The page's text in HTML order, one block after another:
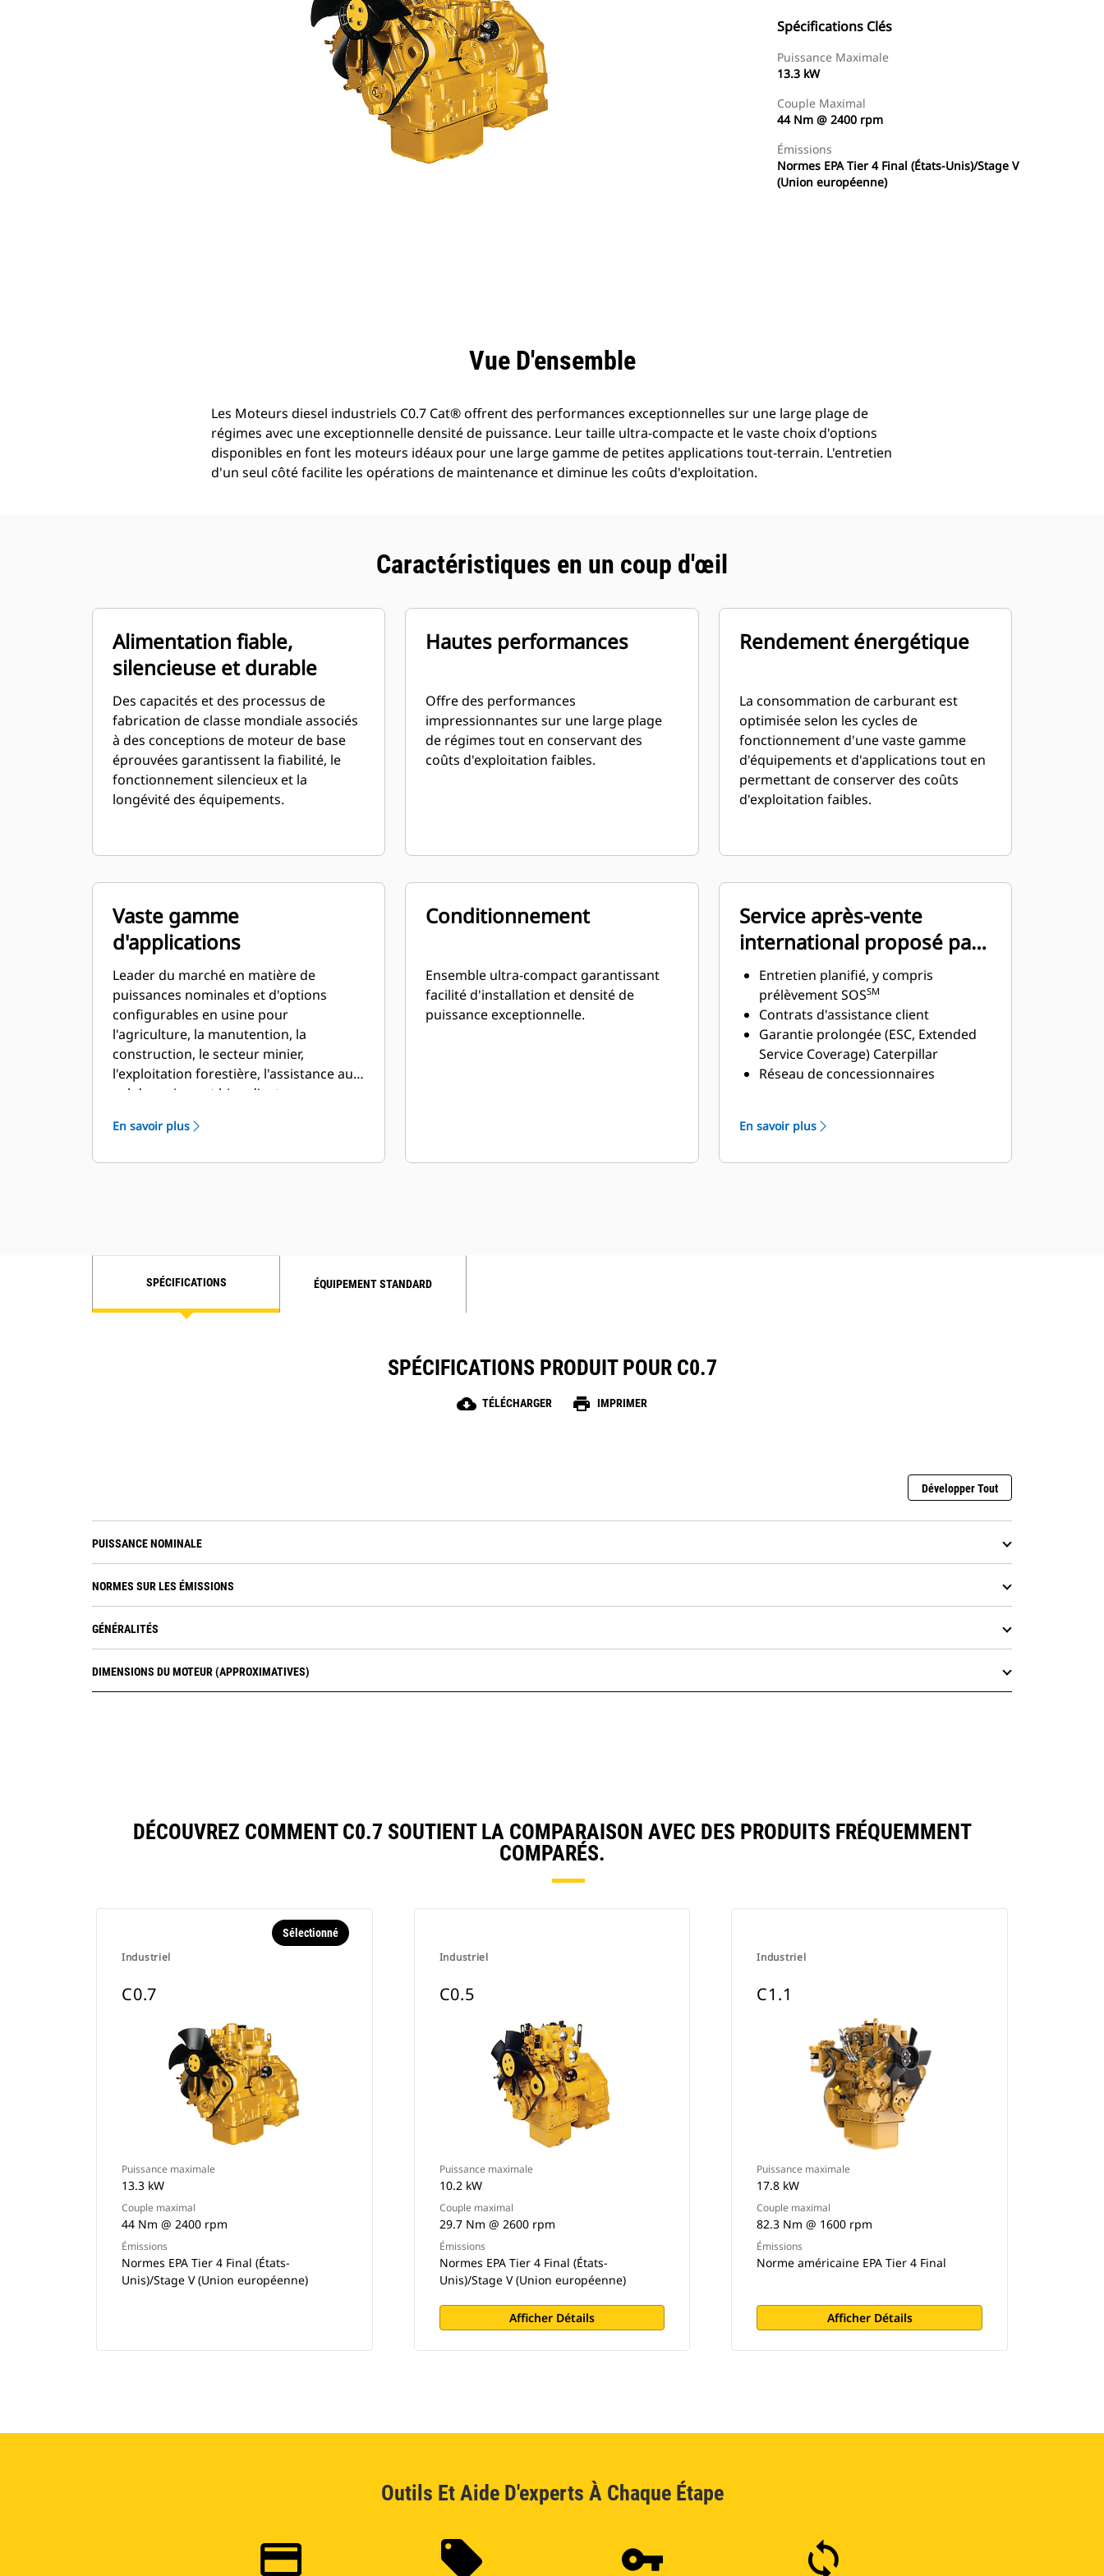
Spécifications Clés
Puissance Maximale
13.3 kW
Couple Maximal
44 Nm @ 2400 rpm
Émissions
Normes EPA Tier 4 Final (États-Unis)/Stage V
(Union européenne)
Vue D'ensemble
Les Moteurs diesel industriels C0.7 Cat® offrent des performances exceptionnelles sur une large plage de
régimes avec une exceptionnelle densité de puissance. Leur taille ultra-compacte et le vaste choix d'options
disponibles en font les moteurs idéaux pour une large gamme de petites applications tout-terrain. L'entretien
d'un seul côté facilite les opérations de maintenance et diminue les coûts d'exploitation.
Caractéristiques en un coup d'œil
Alimentation fiable,
silencieuse et durable
Des capacités et des processus de
fabrication de classe mondiale associés
à des conceptions de moteur de base
éprouvées garantissent la fiabilité, le
fonctionnement silencieux et la
longévité des équipements.
Hautes performances
Offre des performances
impressionnantes sur une large plage
de régimes tout en conservant des
coûts d'exploitation faibles.
Rendement énergétique
La consommation de carburant est
optimisée selon les cycles de
fonctionnement d'une vaste gamme
d'équipements et d'applications tout en
permettant de conserver des coûts
d'exploitation faibles.
Vaste gamme
d'applications
Leader du marché en matière de
puissances nominales et d'options
configurables en usine pour
l'agriculture, la manutention, la
construction, le secteur minier,
l'exploitation forestière, l'assistance au
sol des avions et bien d'autres
En savoir plus
Conditionnement
Ensemble ultra-compact garantissant
facilité d'installation et densité de
puissance exceptionnelle.
Service après-vente
international proposé par
le réseau mondial de
concessionnaires Cat
Entretien planifié, y compris
prélèvement SOSSM
Contrats d'assistance client
Garantie prolongée (ESC, Extended
Service Coverage) Caterpillar
Réseau de concessionnaires
SAV avec le programme de
En savoir plus
SPÉCIFICATIONS ÉQUIPEMENT STANDARD
SPÉCIFICATIONS PRODUIT POUR C0.7
cloud_download TÉLÉCHARGER print IMPRIMER
Développer Tout
PUISSANCE NOMINALE
NORMES SUR LES ÉMISSIONS
GÉNÉRALITÉS
DIMENSIONS DU MOTEUR (APPROXIMATIVES)
DÉCOUVREZ COMMENT C0.7 SOUTIENT LA COMPARAISON AVEC DES PRODUITS FRÉQUEMMENT
COMPARÉS.
Industriel
Sélectionné
C0.7
Puissance maximale
13.3 kW
Couple maximal
44 Nm @ 2400 rpm
Émissions
Normes EPA Tier 4 Final (États-
Unis)/Stage V (Union européenne)
Industriel
C0.5
Puissance maximale
10.2 kW
Couple maximal
29.7 Nm @ 2600 rpm
Émissions
Normes EPA Tier 4 Final (États-
Unis)/Stage V (Union européenne)
Afficher Détails
Industriel
C1.1
Puissance maximale
17.8 kW
Couple maximal
82.3 Nm @ 1600 rpm
Émissions
Norme américaine EPA Tier 4 Final
Afficher Détails
Outils Et Aide D'experts À Chaque Étape